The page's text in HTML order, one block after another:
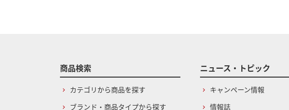
商品検索
カテゴリから商品を探す
ブランド・商品タイプから探す
ニュース・トピック
キャンペーン情報
情報誌